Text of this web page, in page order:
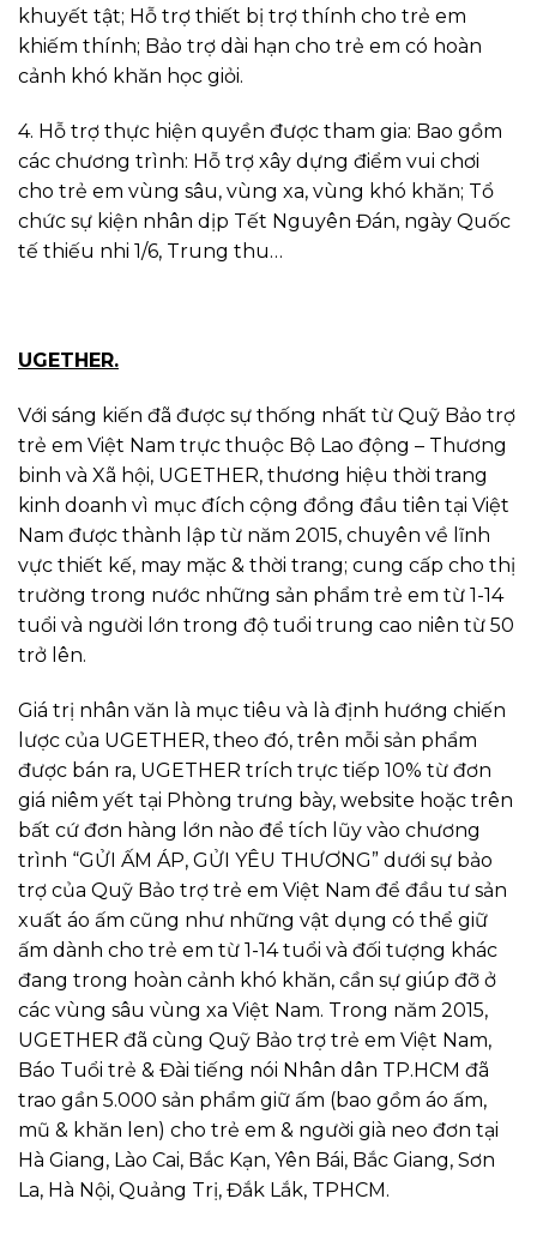
khuyết tật; Hỗ trợ thiết bị trợ thính cho trẻ em
khiếm thính; Bảo trợ dài hạn cho trẻ em có hoàn
cảnh khó khăn học giỏi.
4. Hỗ trợ thực hiện quyền được tham gia: Bao gồm
các chương trình: Hỗ trợ xây dựng điểm vui chơi
cho trẻ em vùng sâu, vùng xa, vùng khó khăn; Tổ
chức sự kiện nhân dịp Tết Nguyên Đán, ngày Quốc
tế thiếu nhi 1/6, Trung thu…
UGETHER.
Với sáng kiến đã được sự thống nhất từ Quỹ Bảo trợ
trẻ em Việt Nam trực thuộc Bộ Lao động – Thương
binh và Xã hội, UGETHER, thương hiệu thời trang
kinh doanh vì mục đích cộng đồng đầu tiên tại Việt
Nam được thành lập từ năm 2015, chuyên về lĩnh
vực thiết kế, may mặc & thời trang; cung cấp cho thị
trường trong nước những sản phẩm trẻ em từ 1-14
tuổi và người lớn trong độ tuổi trung cao niên từ 50
trở lên.
Giá trị nhân văn là mục tiêu và là định hướng chiến
lược của UGETHER, theo đó, trên mỗi sản phẩm
được bán ra, UGETHER trích trực tiếp 10% từ đơn
giá niêm yết tại Phòng trưng bày, website hoặc trên
bất cứ đơn hàng lớn nào để tích lũy vào chương
trình “GỬI ẤM ÁP, GỬI YÊU THƯƠNG” dưới sự bảo
trợ của Quỹ Bảo trợ trẻ em Việt Nam để đầu tư sản
xuất áo ấm cũng như những vật dụng có thể giữ
ấm dành cho trẻ em từ 1-14 tuổi và đối tượng khác
đang trong hoàn cảnh khó khăn, cần sự giúp đỡ ở
các vùng sâu vùng xa Việt Nam. Trong năm 2015,
UGETHER đã cùng Quỹ Bảo trợ trẻ em Việt Nam,
Báo Tuổi trẻ & Đài tiếng nói Nhân dân TP.HCM đã
trao gần 5.000 sản phẩm giữ ấm (bao gồm áo ấm,
mũ & khăn len) cho trẻ em & người già neo đơn tại
Hà Giang, Lào Cai, Bắc Kạn, Yên Bái, Bắc Giang, Sơn
La, Hà Nội, Quảng Trị, Đắk Lắk, TPHCM.